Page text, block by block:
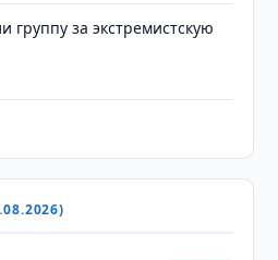
группу за экстремистскую